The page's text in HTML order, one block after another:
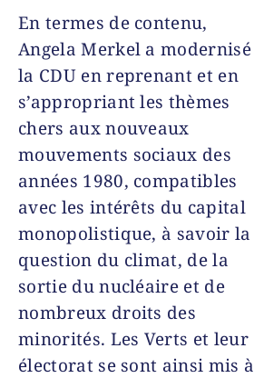
En termes de contenu,
Angela Merkel a modernisé
la CDU en reprenant et en
s’appropriant les thèmes
chers aux nouveaux
mouvements sociaux des
années 1980, compatibles
avec les intérêts du capital
monopolistique, à savoir la
question du climat, de la
sortie du nucléaire et de
nombreux droits des
minorités. Les Verts et leur
électorat se sont ainsi mis à